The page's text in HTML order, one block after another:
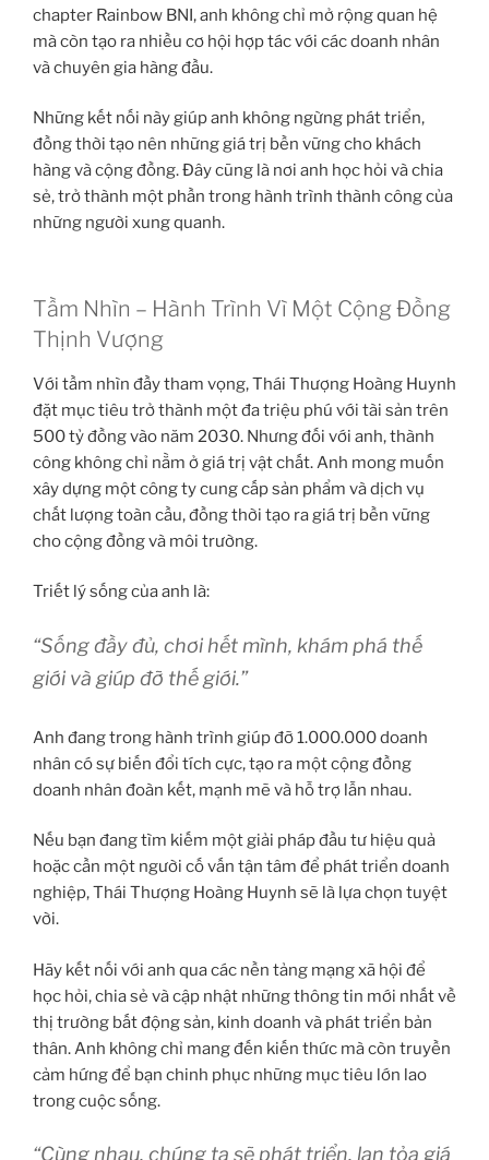
chapter Rainbow BNI, anh không chỉ mở rộng quan hệ
mà còn tạo ra nhiều cơ hội hợp tác với các doanh nhân
và chuyên gia hàng đầu.
Những kết nối này giúp anh không ngừng phát triển,
đồng thời tạo nên những giá trị bền vững cho khách
hàng và cộng đồng. Đây cũng là nơi anh học hỏi và chia
sẻ, trở thành một phần trong hành trình thành công của
những người xung quanh.
Tầm Nhìn – Hành Trình Vì Một Cộng Đồng
Thịnh Vượng
Với tầm nhìn đầy tham vọng, Thái Thượng Hoàng Huynh
đặt mục tiêu trở thành một đa triệu phú với tài sản trên
500 tỷ đồng vào năm 2030. Nhưng đối với anh, thành
công không chỉ nằm ở giá trị vật chất. Anh mong muốn
xây dựng một công ty cung cấp sản phẩm và dịch vụ
chất lượng toàn cầu, đồng thời tạo ra giá trị bền vững
cho cộng đồng và môi trường.
Triết lý sống của anh là:
“Sống đầy đủ, chơi hết mình, khám phá thế
giới và giúp đỡ thế giới.”
Anh đang trong hành trình giúp đỡ 1.000.000 doanh
nhân có sự biến đổi tích cực, tạo ra một cộng đồng
doanh nhân đoàn kết, mạnh mẽ và hỗ trợ lẫn nhau.
Nếu bạn đang tìm kiếm một giải pháp đầu tư hiệu quả
hoặc cần một người cố vấn tận tâm để phát triển doanh
nghiệp, Thái Thượng Hoàng Huynh sẽ là lựa chọn tuyệt
vời.
Hãy kết nối với anh qua các nền tảng mạng xã hội để
học hỏi, chia sẻ và cập nhật những thông tin mới nhất về
thị trường bất động sản, kinh doanh và phát triển bản
thân. Anh không chỉ mang đến kiến thức mà còn truyền
cảm hứng để bạn chinh phục những mục tiêu lớn lao
trong cuộc sống.
“Cùng nhau, chúng ta sẽ phát triển, lan tỏa giá